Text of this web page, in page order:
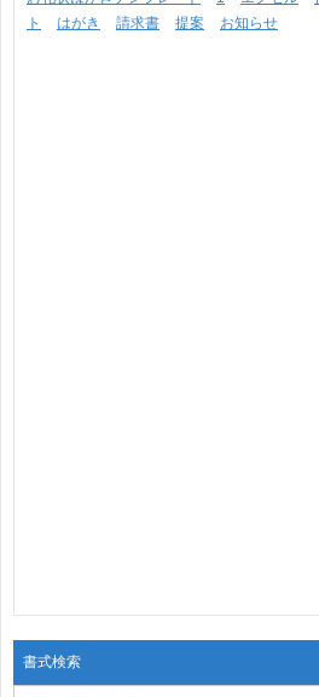
ト
はがき 請求書 提案 お知らせ
書式検索